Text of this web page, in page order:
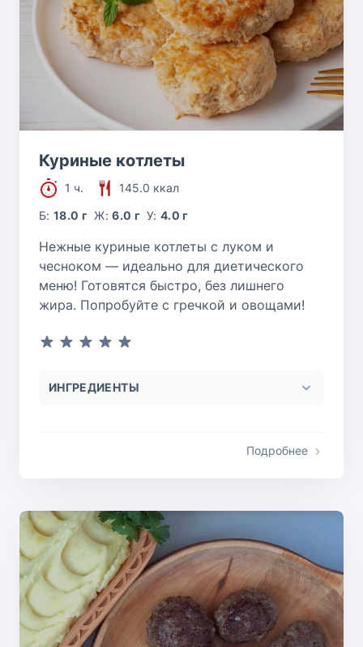
Куриные котлеты
1 ч.
145.0 ккал
Б:18.0 г Ж:6.0 г У:4.0 г
Нежные куриные котлеты с луком и
чесноком — идеально для диетического
меню! Готовятся быстро, без лишнего
жира. Попробуйте с гречкой и овощами!
ИНГРЕДИЕНТЫ
Подробнее